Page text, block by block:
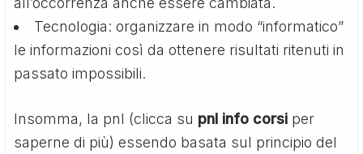
Tecnologia: organizzare in modo “informatico”
le informazioni così da ottenere risultati ritenuti in
passato impossibili.
Insomma, la pnl (clicca su pnl info corsi per
saperne di più) essendo basata sul principio del